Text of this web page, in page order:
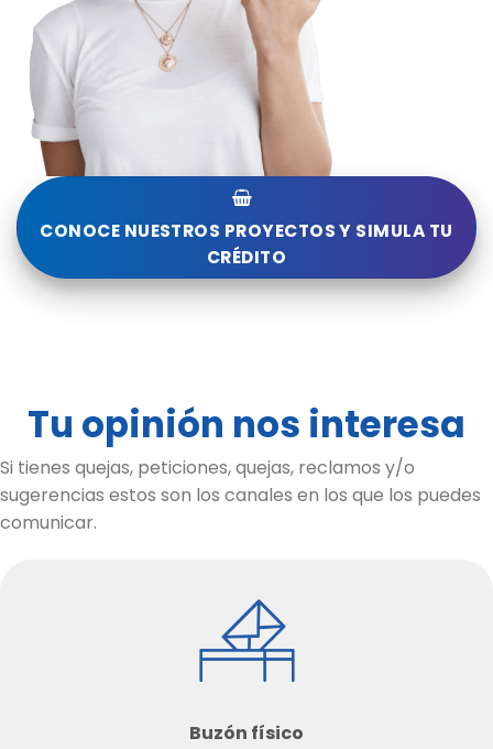
CONOCE NUESTROS PROYECTOS Y SIMULA TU
CRÉDITO
Tu opinión nos interesa
Si tienes quejas, peticiones, quejas, reclamos y/o
sugerencias estos son los canales en los que los puedes
comunicar.
Buzón físico